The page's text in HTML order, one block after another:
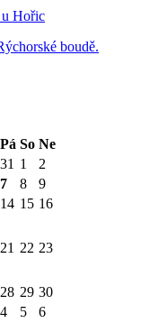
u Hořic
boudě.
Pá So Ne
31 1
2
7 8
9
14 15 16
21 22 23
28 29 30
4 5 6